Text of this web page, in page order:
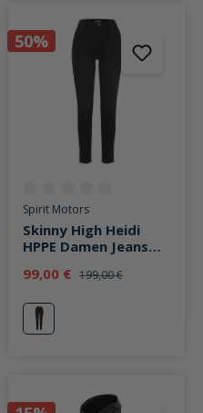
5 von 5 Sternen
50%
Durchschnittliche Bewertung
Spirit Motors
Skinny High Heidi
HPPE Damen Jeans
99,00 € 199,00 €
schwarz